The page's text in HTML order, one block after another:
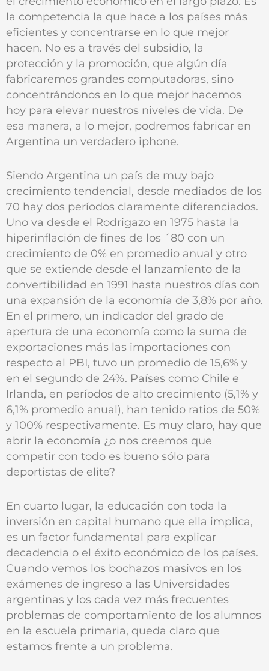
la competencia la que hace a los países más
eficientes y concentrarse en lo que mejor
hacen. No es a través del subsidio, la
protección y la promoción, que algún día
fabricaremos grandes computadoras, sino
concentrándonos en lo que mejor hacemos
hoy para elevar nuestros niveles de vida. De
esa manera, a lo mejor, podremos fabricar en
Argentina un verdadero iphone.
Siendo Argentina un país de muy bajo
crecimiento tendencial, desde mediados de los
70 hay dos períodos claramente diferenciados.
Uno va desde el Rodrigazo en 1975 hasta la
hiperinflación de fines de los ´80 con un
crecimiento de 0% en promedio anual y otro
que se extiende desde el lanzamiento de la
convertibilidad en 1991 hasta nuestros días con
una expansión de la economía de 3,8% por año.
En el primero, un indicador del grado de
apertura de una economía como la suma de
exportaciones más las importaciones con
respecto al PBI, tuvo un promedio de 15,6% y
en el segundo de 24%. Países como Chile e
Irlanda, en períodos de alto crecimiento (5,1% y
6,1% promedio anual), han tenido ratios de 50%
y 100% respectivamente. Es muy claro, hay que
abrir la economía ¿o nos creemos que
competir con todo es bueno sólo para
deportistas de elite?
En cuarto lugar, la educación con toda la
inversión en capital humano que ella implica,
es un factor fundamental para explicar
decadencia o el éxito económico de los países.
Cuando vemos los bochazos masivos en los
exámenes de ingreso a las Universidades
argentinas y los cada vez más frecuentes
problemas de comportamiento de los alumnos
en la escuela primaria, queda claro que
estamos frente a un problema.